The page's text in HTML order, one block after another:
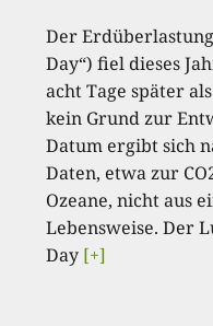
Der
Day“) fiel dieses
acht Tage später
kein Grund zur
Datum ergibt sich
Daten, etwa zur
Ozeane, nicht aus
Lebensweise. Der
Day [+]